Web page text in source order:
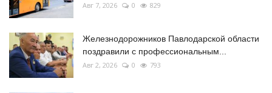
Авг 7, 2026 0 829
Железнодорожников Павлодарской области
поздравили с профессиональным...
Авг 2, 2026 0 793